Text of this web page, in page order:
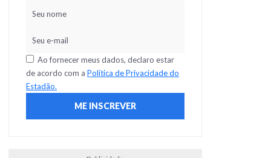
Ao fornecer meus dados, declaro estar
de acordo com a Política de Privacidade do
Estadão.